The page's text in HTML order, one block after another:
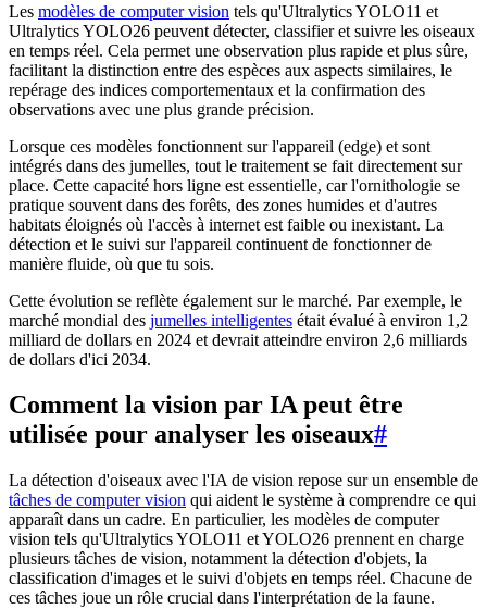
Les modèles de computer vision tels qu'Ultralytics YOLO11 et
Ultralytics YOLO26 peuvent détecter, classifier et suivre les oiseaux
en temps réel. Cela permet une observation plus rapide et plus sûre,
facilitant la distinction entre des espèces aux aspects similaires, le
repérage des indices comportementaux et la confirmation des
observations avec une plus grande précision.
Lorsque ces modèles fonctionnent sur l'appareil (edge) et sont
intégrés dans des jumelles, tout le traitement se fait directement sur
place. Cette capacité hors ligne est essentielle, car l'ornithologie se
pratique souvent dans des forêts, des zones humides et d'autres
habitats éloignés où l'accès à internet est faible ou inexistant. La
détection et le suivi sur l'appareil continuent de fonctionner de
manière fluide, où que tu sois.
Cette évolution se reflète également sur le marché. Par exemple, le
marché mondial des jumelles intelligentes était évalué à environ 1,2
milliard de dollars en 2024 et devrait atteindre environ 2,6 milliards
de dollars d'ici 2034.
Comment la vision par IA peut être
utilisée pour analyser les oiseaux#
La détection d'oiseaux avec l'IA de vision repose sur un ensemble de
tâches de computer vision qui aident le système à comprendre ce qui
apparaît dans un cadre. En particulier, les modèles de computer
vision tels qu'Ultralytics YOLO11 et YOLO26 prennent en charge
plusieurs tâches de vision, notamment la détection d'objets, la
classification d'images et le suivi d'objets en temps réel. Chacune de
ces tâches joue un rôle crucial dans l'interprétation de la faune.